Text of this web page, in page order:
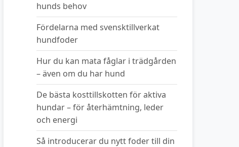
hunds behov
Fördelarna med svensktillverkat
hundfoder
Hur du kan mata fåglar i trädgården
– även om du har hund
De bästa kosttillskotten för aktiva
hundar – för återhämtning, leder
och energi
Så introducerar du nytt foder till din